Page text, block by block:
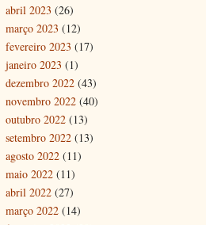
abril 2023 (26)
março 2023 (12)
fevereiro 2023 (17)
janeiro 2023 (1)
dezembro 2022 (43)
novembro 2022 (40)
outubro 2022 (13)
setembro 2022 (13)
agosto 2022 (11)
maio 2022 (11)
abril 2022 (27)
março 2022 (14)